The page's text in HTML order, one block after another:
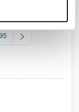
intermedias Use TAB
Página